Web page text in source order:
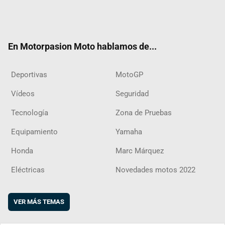
En Motorpasion Moto hablamos de...
Deportivas MotoGP
Vídeos Seguridad
Tecnología Zona de Pruebas
Equipamiento Yamaha
Honda Marc Márquez
Eléctricas Novedades motos 2022
VER MÁS TEMAS